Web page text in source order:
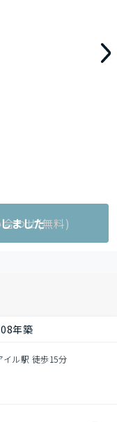
わせ(無料)
ました
年築
ル駅 徒歩15分